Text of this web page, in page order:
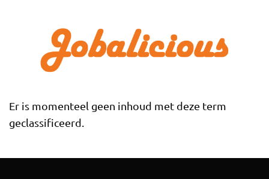
Er is momenteel geen inhoud met deze term
geclassificeerd.